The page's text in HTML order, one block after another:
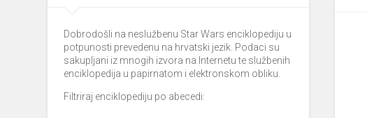
Dobrodošli na neslužbenu Star Wars enciklopediju u
potpunosti prevedenu na hrvatski jezik. Podaci su
sakupljani iz mnogih izvora na Internetu te službenih
enciklopedija u papirnatom i elektronskom obliku.
Filtriraj enciklopediju po abecedi: